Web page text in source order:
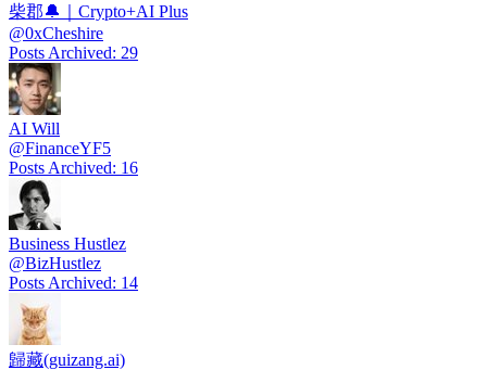
柴郡🔔｜Crypto+AI Plus
@0xCheshire
Posts Archived: 29
AI Will
@FinanceYF5
Posts Archived: 16
Business Hustlez
@BizHustlez
Posts Archived: 14
歸藏(guizang.ai)